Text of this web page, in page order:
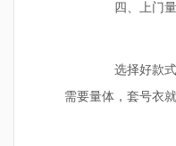
四、上门量
选择好款式
需要量体，套号衣